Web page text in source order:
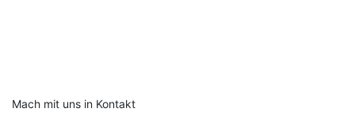
Mach mit uns in Kontakt